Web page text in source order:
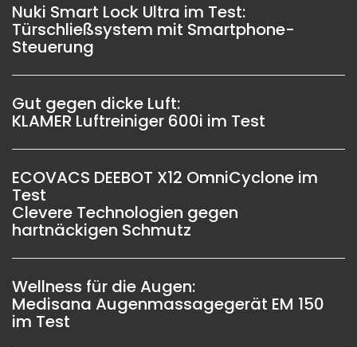
Nuki Smart Lock Ultra im Test:
Türschließsystem mit Smartphone-
Steuerung
Gut gegen dicke Luft:
KLAMER Luftreiniger 600i im Test
ECOVACS DEEBOT X12 OmniCyclone im
Test
Clevere Technologien gegen
hartnäckigen Schmutz
Wellness für die Augen:
Medisana Augenmassagegerät EM 150
im Test